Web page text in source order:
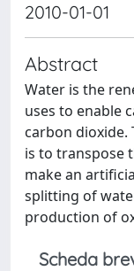
2010-01-01
Abstract
Water is the
uses to enable
carbon dioxide.
is to transpose
make an
splitting of
production of
Scheda